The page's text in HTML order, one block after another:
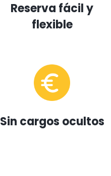
Reserva fácil y
flexible
Sin cargos ocultos